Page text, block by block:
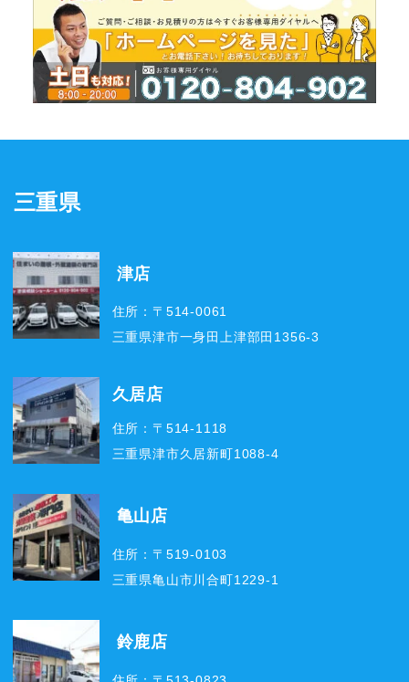
三重県
津店
住所：〒514-0061
三重県津市一身田上津部田1356-3
久居店
住所：〒514-1118
三重県津市久居新町1088-4
亀山店
住所：〒519-0103
三重県亀山市川合町1229-1
鈴鹿店